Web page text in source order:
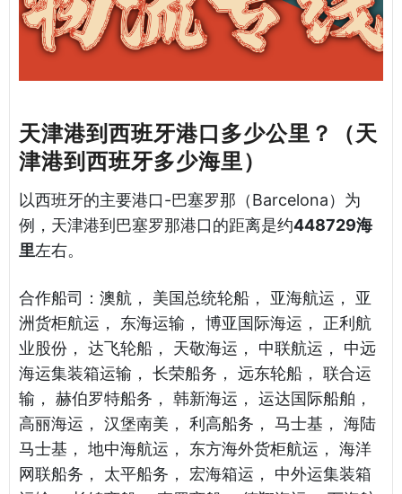
天津港到西班牙港口多少公里？（天
津港到西班牙多少海里）
以西班牙的主要港口-巴塞罗那（Barcelona）为
例，天津港到巴塞罗那港口的距离是约448729海
里左右。
合作船司：澳航， 美国总统轮船， 亚海航运， 亚
洲货柜航运， 东海运输， 博亚国际海运， 正利航
业股份， 达飞轮船， 天敬海运， 中联航运， 中远
海运集装箱运输， 长荣船务， 远东轮船， 联合运
输， 赫伯罗特船务， 韩新海运， 运达国际船舶，
高丽海运， 汉堡南美， 利高船务， 马士基， 海陆
马士基， 地中海航运， 东方海外货柜航运， 海洋
网联船务， 太平船务， 宏海箱运， 中外运集装箱